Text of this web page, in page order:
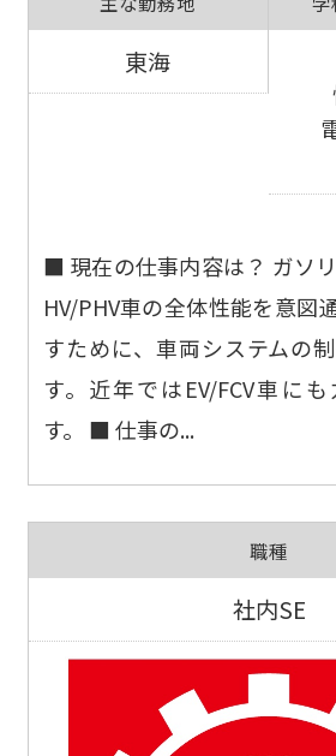
東海
■ 現在の仕事内容は？ ガソリ
HV/PHV車の全体性能を意図
すために、車両システムの
す。近年ではEV/FCV車に
す。 ■ 仕事の...
職種
社内SE